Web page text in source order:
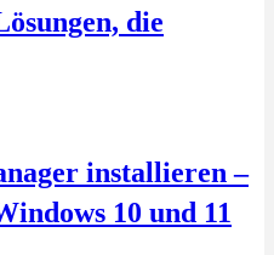
die
installieren –
10 und 11